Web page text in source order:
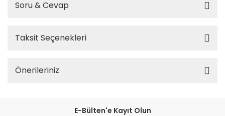
Soru & Cevap
Taksit Seçenekleri
Önerileriniz
E-Bülten'e Kayıt Olun